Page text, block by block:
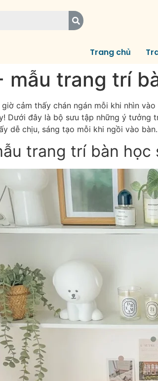
Trang chủ
mẫu trang trí
cảm thấy chán ngán mỗi khi nhìn
Dưới đây là bộ sưu tập những ý tưởng
dễ chịu, sáng tạo mỗi khi ngồi vào
trang trí bàn học